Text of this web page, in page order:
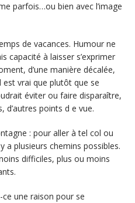
parfois…ou bien avec l’image
de vacances. Humour ne
capacité à laisser s’exprimer
d’une manière décalée,
vrai que plutôt que se
éviter ou faire disparaître,
d’autres points d e vue.
: pour aller à tel col ou
a plusieurs chemins possibles.
difficiles, plus ou moins
une raison pour se